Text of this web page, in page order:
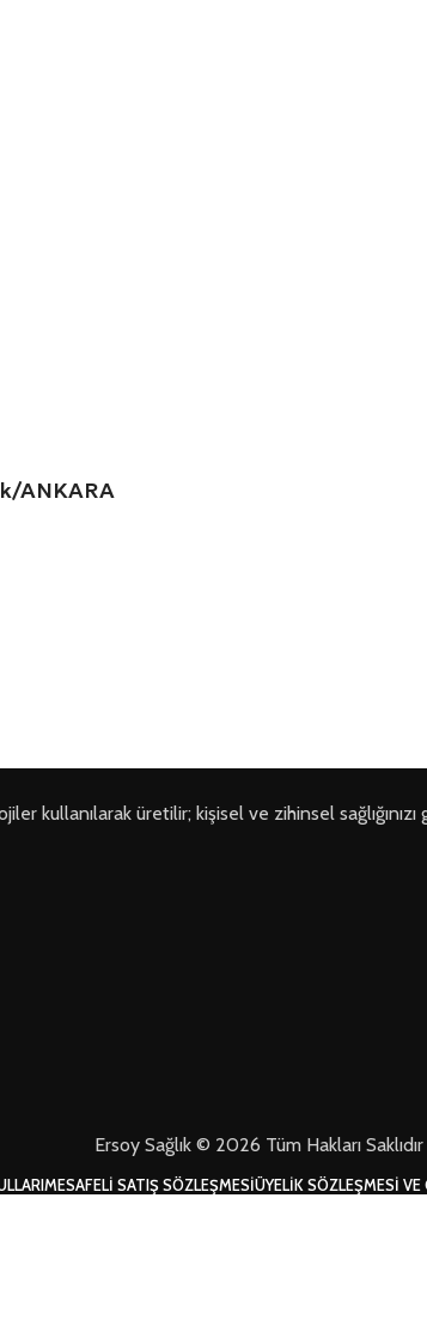
ANKARA
kullanılarak üretilir; kişisel ve zihinsel
Ersoy Sağlık © 2026 Tüm Hakları Saklıdır
MESAFELI SATIŞ SÖZLEŞMESIÜYELIK SÖZLEŞMESI VE